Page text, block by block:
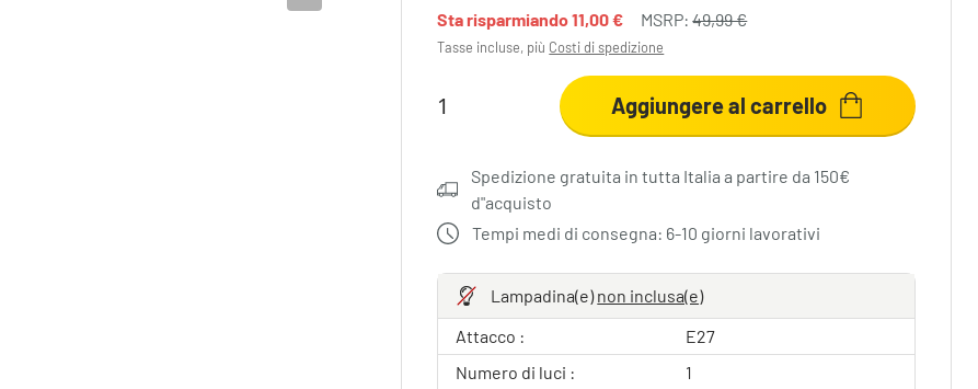
Sta risparmiando11,00 € MSRP:49,99 €
Tasse incluse, più Costi di spedizione
Aggiungere al carrello
Spedizione gratuita in tutta Italia a partire da 150€
d"acquisto
Tempi medi di consegna: 6-10 giorni lavorativi
Lampadina(e)non inclusa(e)
Attacco :
E27
Numero di luci :
1